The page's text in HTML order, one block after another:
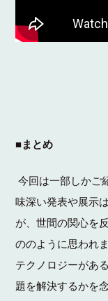
■まとめ
今回は一部しかご
味深い発表や展示
が、世間の関心を
ののように思われ
テクノロジーがあ
題を解決するかを